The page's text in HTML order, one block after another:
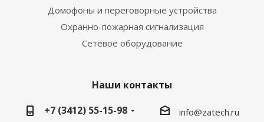
Домофоны и переговорные устройства
Охранно-пожарная сигнализация
Сетевое оборудование
Наши контакты
+7 (3412) 55-15-98
info@zatech.ru